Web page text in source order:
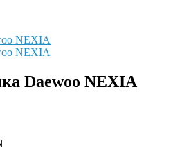
Daewoo NEXIA